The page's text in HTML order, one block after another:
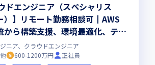
ドエンジニア（スペシャリス
）】リモート勤務相談可┃AWS
から構築支援、環境最適化、テッ
勤務（転勤無）
ニア、クラウドエンジニア
600-1200万円
正社員